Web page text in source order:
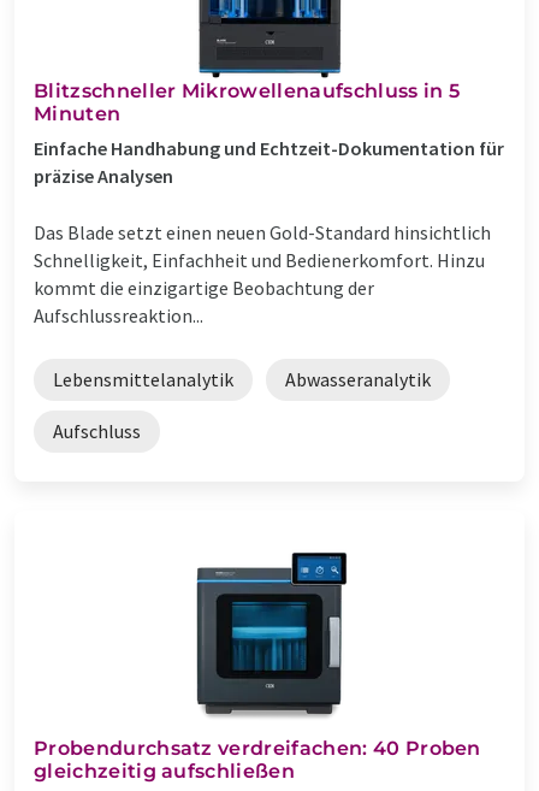
Blitzschneller Mikrowellenaufschluss in 5
Minuten
Einfache Handhabung und Echtzeit-Dokumentation für
präzise Analysen
Das Blade setzt einen neuen Gold-Standard hinsichtlich
Schnelligkeit, Einfachheit und Bedienerkomfort. Hinzu
kommt die einzigartige Beobachtung der
Aufschlussreaktion...
Lebensmittelanalytik Abwasseranalytik
Aufschluss
Probendurchsatz verdreifachen: 40 Proben
gleichzeitig aufschließen